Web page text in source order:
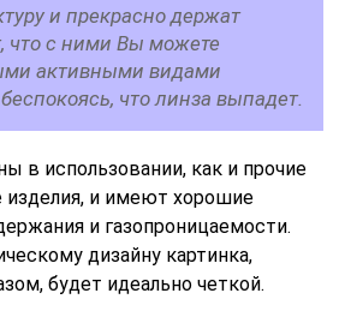
и прекрасно держат
что с ними Вы можете
активными видами
что линза выпадет.
в использовании, как и прочие
изделия, и имеют хорошие
и газопроницаемости.
дизайну картинка,
будет идеально четкой.